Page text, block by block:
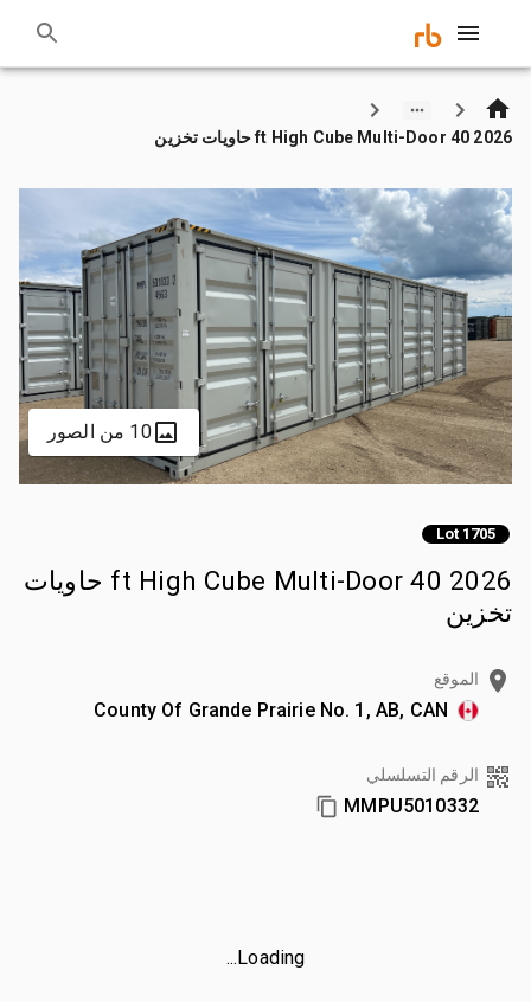
2026 40 ft High Cube Multi-Door حاويات تخزين
10 من الصور
Lot 1705
2026 40 ft High Cube Multi-Door حاويات
تخزين
الموقع
County Of Grande Prairie No. 1, AB, CAN
الرقم التسلسلي
MMPU5010332
Loading...